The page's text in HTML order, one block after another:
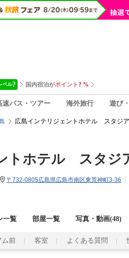
速バス・ツアー 海外旅行 遊び
広島インテリジェントホテル スタジ
トホテル スタジ
〒732-0805広島県広島市南区東荒神町3-36
一覧 部屋一覧 写真・動画(48)
ム前 客室 よくある質問